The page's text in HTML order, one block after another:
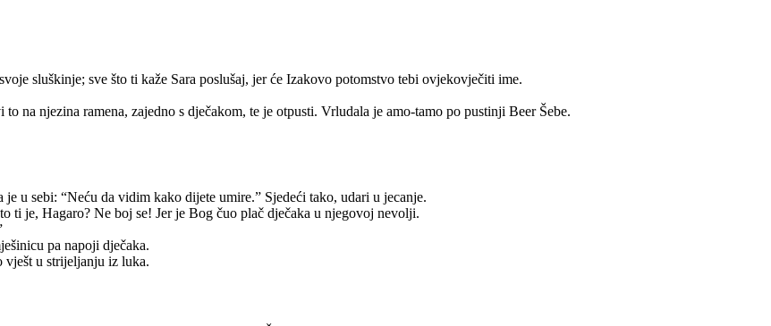
sluškinje; sve što ti kaže Sara poslušaj, jer će Izakovo potomstvo tebi ovjekovječiti ime.
na njezina ramena, zajedno s dječakom, te je otpusti. Vrludala je amo-tamo po pustinji Beer Šebe.
u sebi: “Neću da vidim kako dijete umire.” Sjedeći tako, udari u jecanje.
ti je, Hagaro? Ne boj se! Jer je Bog čuo plač dječaka u njegovoj nevolji.
pa napoji dječaka.
vješt u strijeljanju iz luka.